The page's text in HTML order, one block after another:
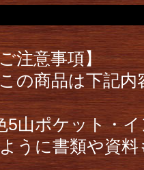
注意事項】
の商品は下記
5山ポケット・
うに書類や資